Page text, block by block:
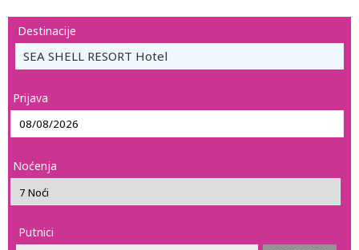
Destinacije
SEA SHELL RESORT Hotel
Prijava
Noćenja
Putnici